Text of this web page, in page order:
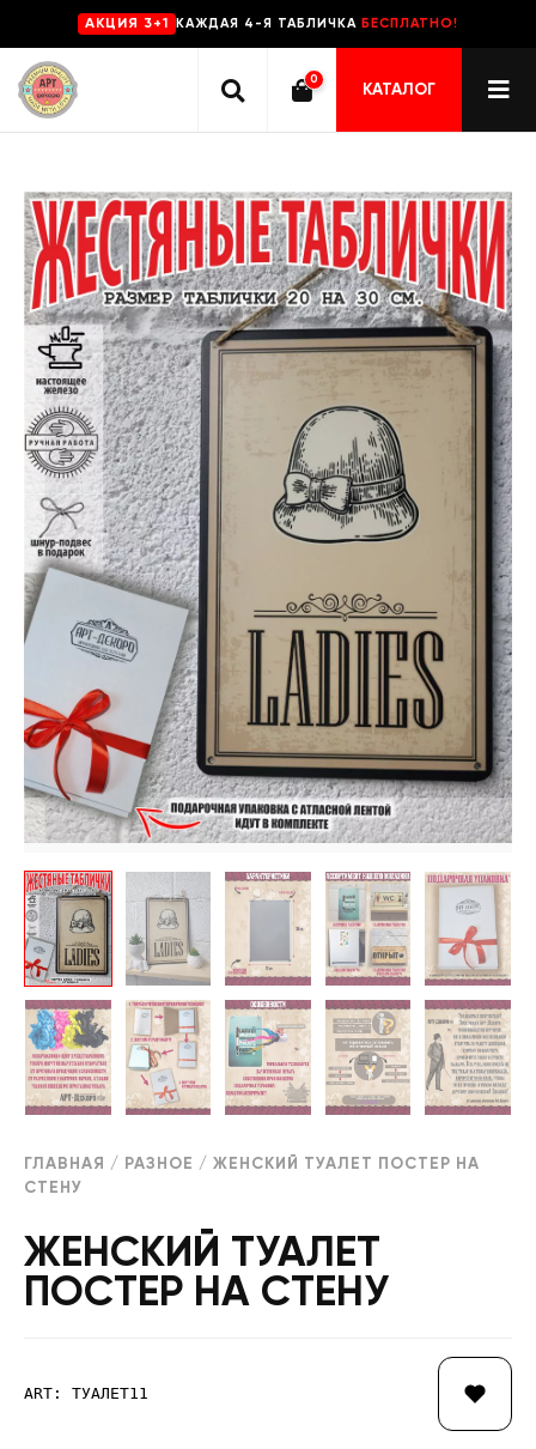
AKЦИЯ 3+1 КАЖДАЯ 4-Я ТАБЛИЧКА БЕСПЛАТНО!
0
КАТАЛОГ
ГЛАВНАЯ / РАЗНОЕ / ЖЕНСКИЙ ТУАЛЕТ ПОСТЕР НА
СТЕНУ
ЖЕНСКИЙ ТУАЛЕТ
ПОСТЕР НА СТЕНУ
ART: ТУАЛЕТ11